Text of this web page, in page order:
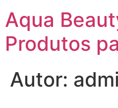
Aqua
Produtos
Autor: